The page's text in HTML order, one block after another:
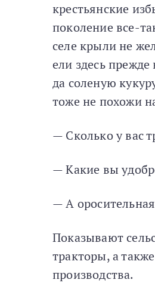
крестьянские
поколение все-
селе крыли не
ели здесь
да соленую
тоже не похожи
— Сколько у вас
— Какие вы
— А
Показывают
тракторы, а
производства.